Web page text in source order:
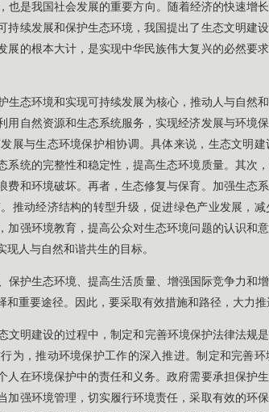
也是我国社会发展的重要方向。随着经济的快速增
持续发展和保护生态环境，我国提出了生态文明建
展的根本大计，是实现中华民族伟大复兴的必然要
生态环境和实现可持续发展为核心，推动人与自然
用自然资源和生态系统服务，实现经济发展与环境
展与生态环境保护相协调。具体来说，生态文明
系统的完整性和稳定性，提高生态环境质量。其次
费和环境破坏。再者，生态修复与保育。加强生态
推动经济结构的转型升级，促进绿色产业发展，
加强环境教育，提高公众对生态环境问题的认识和
人与自然和谐共生的目标。
保护生态环境、提高生活质量、增强国际竞争力和
重要途径。因此，要采取有效措施和路径，大力推
文明建设的过程中，制定和完善环境保护法律法规
为，推动环境保护工作的深入推进。制定和完善
人在环境保护中的责任和义务。政府需要承担保护
加强环境管理，切实履行环境责任，采取有效的环